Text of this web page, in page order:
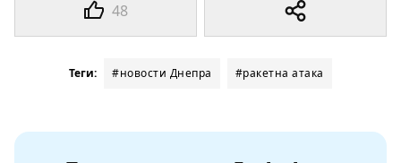
48
Теги: #новости Днепра #ракетна атака